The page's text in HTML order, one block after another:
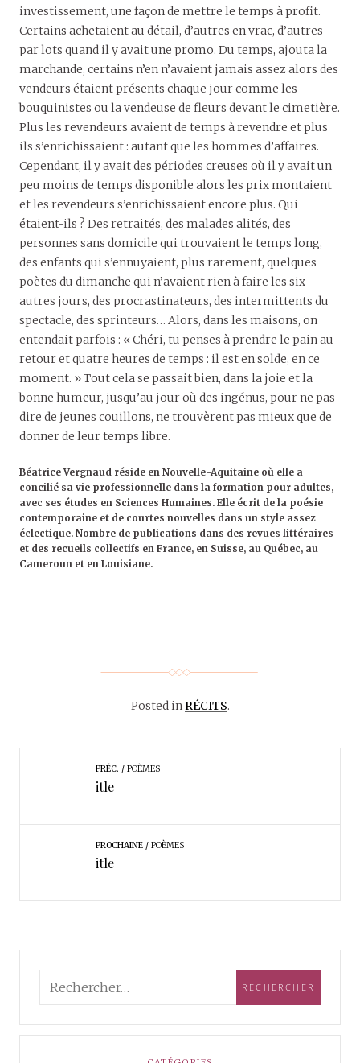
investissement, une façon de mettre le temps à profit.
Certains achetaient au détail, d’autres en vrac, d’autres
par lots quand il y avait une promo. Du temps, ajouta la
marchande, certains n’en n’avaient jamais assez alors des
vendeurs étaient présents chaque jour comme les
bouquinistes ou la vendeuse de fleurs devant le cimetière.
Plus les revendeurs avaient de temps à revendre et plus
ils s’enrichissaient : autant que les hommes d’affaires.
Cependant, il y avait des périodes creuses où il y avait un
peu moins de temps disponible alors les prix montaient
et les revendeurs s’enrichissaient encore plus. Qui
étaient-ils ? Des retraités, des malades alités, des
personnes sans domicile qui trouvaient le temps long,
des enfants qui s’ennuyaient, plus rarement, quelques
poètes du dimanche qui n’avaient rien à faire les six
autres jours, des procrastinateurs, des intermittents du
spectacle, des sprinteurs… Alors, dans les maisons, on
entendait parfois : « Chéri, tu penses à prendre le pain au
retour et quatre heures de temps : il est en solde, en ce
moment. » Tout cela se passait bien, dans la joie et la
bonne humeur, jusqu’au jour où des ingénus, pour ne pas
dire de jeunes couillons, ne trouvèrent pas mieux que de
donner de leur temps libre.
Béatrice Vergnaud réside en Nouvelle-Aquitaine où elle a
concilié sa vie professionnelle dans la formation pour adultes,
avec ses études en Sciences Humaines. Elle écrit de la poésie
contemporaine et de courtes nouvelles dans un style assez
éclectique. Nombre de publications dans des revues littéraires
et des recueils collectifs en France, en Suisse, au Québec, au
Cameroun et en Louisiane.
Posted inRÉCITS.
PRÉC. POÈMES
itle
PROCHAINE POÈMES
itle